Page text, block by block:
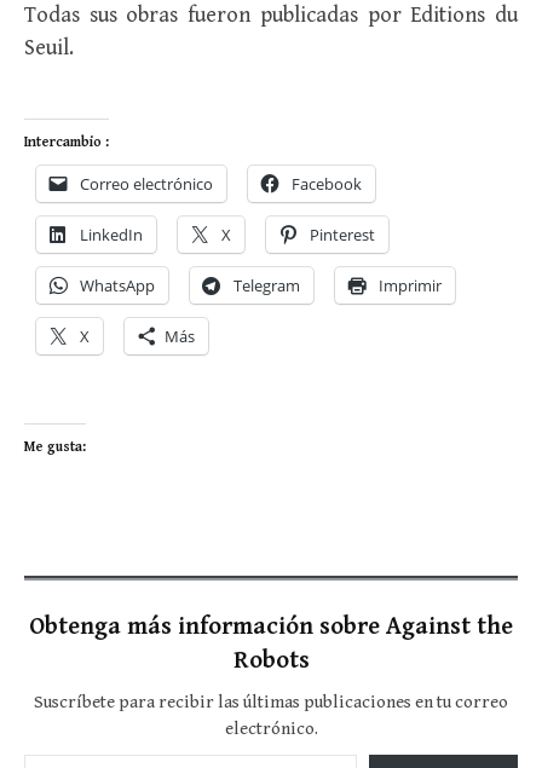
Todas sus obras fueron publicadas por Editions du
Seuil.
Intercambio :
Correo electrónico Facebook
LinkedIn X Pinterest
WhatsApp Telegram Imprimir
X Más
Me gusta:
Obtenga más información sobre Against the
Robots
Suscríbete para recibir las últimas publicaciones en tu correo
electrónico.
Introduzca su dirección de correo electrónico…